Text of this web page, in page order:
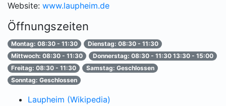
Website: www.laupheim.de
Öffnungszeiten
Montag: 08:30 - 11:30
Dienstag: 08:30 - 11:30
Mittwoch: 08:30 - 11:30
Donnerstag: 08:30 - 11:30 13:30 - 15:00
Freitag: 08:30 - 11:30
Samstag: Geschlossen
Sonntag: Geschlossen
Laupheim (Wikipedia)